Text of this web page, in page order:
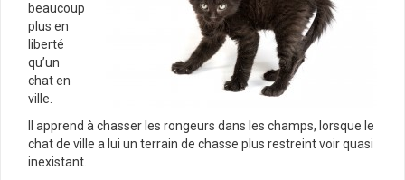
beaucoup
plus en
liberté
qu’un
chat en
ville.
Il apprend à chasser les rongeurs dans les champs, lorsque le
chat de ville a lui un terrain de chasse plus restreint voir quasi
inexistant.